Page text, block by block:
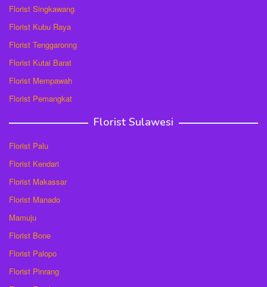
Florist Singkawang
Florist Kubu Raya
Florist Tenggaronng
Florist Kutai Barat
Florist Mempawah
Florist Pemangkat
Florist Sulawesi
Florist Palu
Florist Kendari
Florist Makassar
Florist Manado
Mamuju
Florist Bone
Florist Palopo
Florist Pinrang